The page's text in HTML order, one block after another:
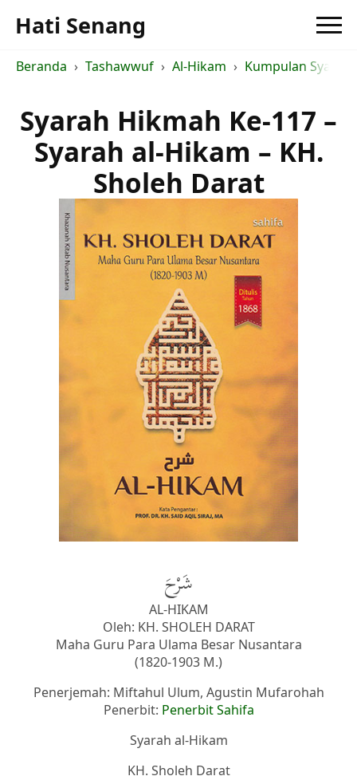
Hati Senang
Beranda Tashawwuf Al-Hikam Kumpulan Syarah
Syarah Hikmah Ke-117 –
Syarah al-Hikam – KH.
Sholeh Darat
شَرْحَ
AL-HIKAM
Oleh: KH. SHOLEH DARAT
Maha Guru Para Ulama Besar Nusantara
(1820-1903 M.)
Penerjemah: Miftahul Ulum, Agustin Mufarohah
Penerbit: Penerbit Sahifa
Syarah al-Hikam
KH. Sholeh Darat